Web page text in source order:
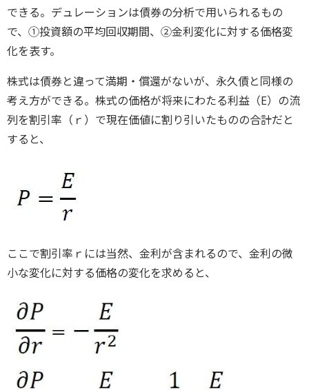
できる。デュレーションは債券の分析で用いられるもの
で、①投資額の平均回収期間、②金利変化に対する価格変
化を表す。
株式は債券と違って満期・償還がないが、永久債と同様の
考え方ができる。株式の価格が将来にわたる利益（E）の流
列を割引率（ｒ）で現在価値に割り引いたものの合計だと
すると、
ここで割引率ｒには当然、金利が含まれるので、金利の微
小な変化に対する価格の変化を求めると、